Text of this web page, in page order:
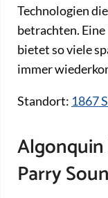
Technologien
betrachten.
bietet so viele
immer
Standort: 1867
Algonquin
Parry